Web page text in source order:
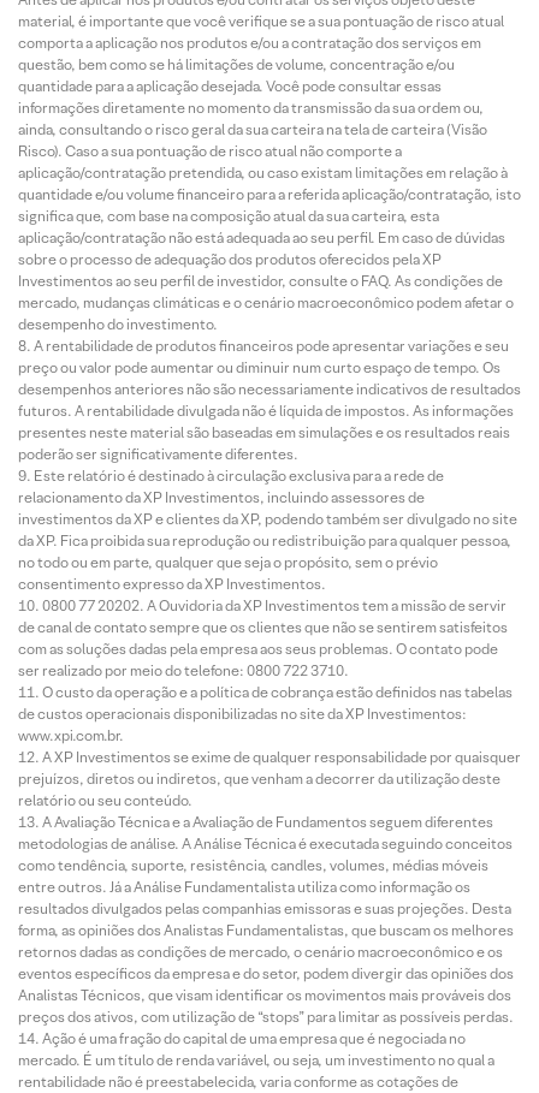
material, é importante que você verifique se a sua pontuação de risco atual
comporta a aplicação nos produtos e/ou a contratação dos serviços em
questão, bem como se há limitações de volume, concentração e/ou
quantidade para a aplicação desejada. Você pode consultar essas
informações diretamente no momento da transmissão da sua ordem ou,
ainda, consultando o risco geral da sua carteira na tela de carteira (Visão
Risco). Caso a sua pontuação de risco atual não comporte a
aplicação/contratação pretendida, ou caso existam limitações em relação à
quantidade e/ou volume financeiro para a referida aplicação/contratação, isto
significa que, com base na composição atual da sua carteira, esta
aplicação/contratação não está adequada ao seu perfil. Em caso de dúvidas
sobre o processo de adequação dos produtos oferecidos pela XP
Investimentos ao seu perfil de investidor, consulte o FAQ. As condições de
mercado, mudanças climáticas e o cenário macroeconômico podem afetar o
desempenho do investimento.
A rentabilidade de produtos financeiros pode apresentar variações e seu
preço ou valor pode aumentar ou diminuir num curto espaço de tempo. Os
desempenhos anteriores não são necessariamente indicativos de resultados
futuros. A rentabilidade divulgada não é líquida de impostos. As informações
presentes neste material são baseadas em simulações e os resultados reais
poderão ser significativamente diferentes.
Este relatório é destinado à circulação exclusiva para a rede de
relacionamento da XP Investimentos, incluindo assessores de
investimentos da XP e clientes da XP, podendo também ser divulgado no site
da XP. Fica proibida sua reprodução ou redistribuição para qualquer pessoa,
no todo ou em parte, qualquer que seja o propósito, sem o prévio
consentimento expresso da XP Investimentos.
0800 77 20202. A Ouvidoria da XP Investimentos tem a missão de servir
de canal de contato sempre que os clientes que não se sentirem satisfeitos
com as soluções dadas pela empresa aos seus problemas. O contato pode
ser realizado por meio do telefone: 0800 722 3710.
O custo da operação e a política de cobrança estão definidos nas tabelas
de custos operacionais disponibilizadas no site da XP Investimentos:
www.xpi.com.br.
A XP Investimentos se exime de qualquer responsabilidade por quaisquer
prejuízos, diretos ou indiretos, que venham a decorrer da utilização deste
relatório ou seu conteúdo.
A Avaliação Técnica e a Avaliação de Fundamentos seguem diferentes
metodologias de análise. A Análise Técnica é executada seguindo conceitos
como tendência, suporte, resistência, candles, volumes, médias móveis
entre outros. Já a Análise Fundamentalista utiliza como informação os
resultados divulgados pelas companhias emissoras e suas projeções. Desta
forma, as opiniões dos Analistas Fundamentalistas, que buscam os melhores
retornos dadas as condições de mercado, o cenário macroeconômico e os
eventos específicos da empresa e do setor, podem divergir das opiniões dos
Analistas Técnicos, que visam identificar os movimentos mais prováveis dos
preços dos ativos, com utilização de “stops” para limitar as possíveis perdas.
Ação é uma fração do capital de uma empresa que é negociada no
mercado. É um título de renda variável, ou seja, um investimento no qual a
rentabilidade não é preestabelecida, varia conforme as cotações de